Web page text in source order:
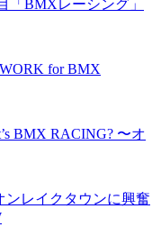
「BMXレーシング」
for BMX
BMX RACING? 〜オ
ンレイクタウンに興奮